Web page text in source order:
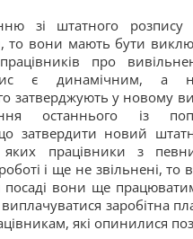
зі штатного розпису
то вони мають бути
про
є динамічним, а
затверджують у новому
останнього із
затвердити новий
працівники з
і ще не звільнені, то
посаді вони ще
заробітна
які опинилися